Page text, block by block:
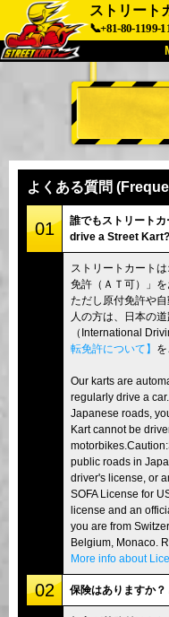
ストリート
📞+81-80-1199-
概要
会社
東京 品川
東京 秋葉原 #2
東京 渋谷アネックス
東京 浅草
よくある質問
01
誰でもストリート
drive a Street Kart?
ストリートカート
免許（ＡＴ可）」
ただし原付免許や
人の方は、日本の
（International
転免許について】
Our karts are
regularly drive a
Japanese roads,
Kart cannot be
public roads in
driver's license, or
SOFA License for
license and an
you are from
Belgium, Monaco.
More info about
02 保険はありますか